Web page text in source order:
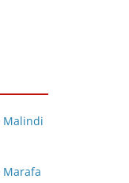
Malindi
Marafa